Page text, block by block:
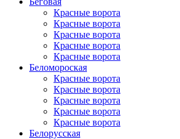
Красные ворота
Красные ворота
Красные ворота
Красные ворота
Красные ворота
Беломороская
Красные ворота
Красные ворота
Красные ворота
Красные ворота
Красные ворота
Белорусская